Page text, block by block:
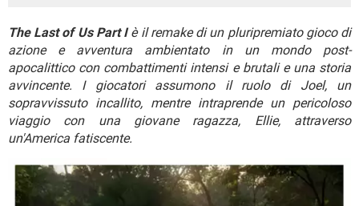
HARDWARE
INSTAGRAM WHATSAPP
TIKTOK FACEBOOK
HARDWARE
The Last of Us Part Iè il remake di un pluripremiato gioco di
azione e avventura ambientato in un mondo post-
apocalittico con combattimenti intensi e brutali e una storia
avvincente. I giocatori assumono il ruolo di Joel, un
sopravvissuto incallito, mentre intraprende un pericoloso
viaggio con una giovane ragazza, Ellie, attraverso
un'America fatiscente.